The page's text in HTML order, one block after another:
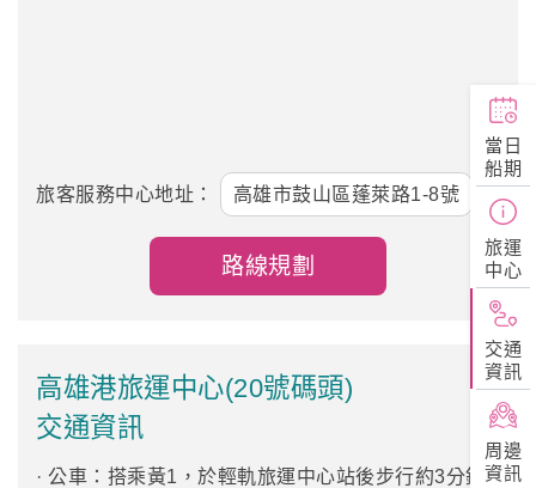
當日
船期
旅運
中心
交通
資訊
周邊
資訊
旅客服務中心地址： 高雄市鼓山區蓬萊路1-8號
路線規劃
高雄港旅運中心(20號碼頭)
交通資訊
· 公車：搭乘黃1，於輕軌旅運中心站後步行約3分鐘